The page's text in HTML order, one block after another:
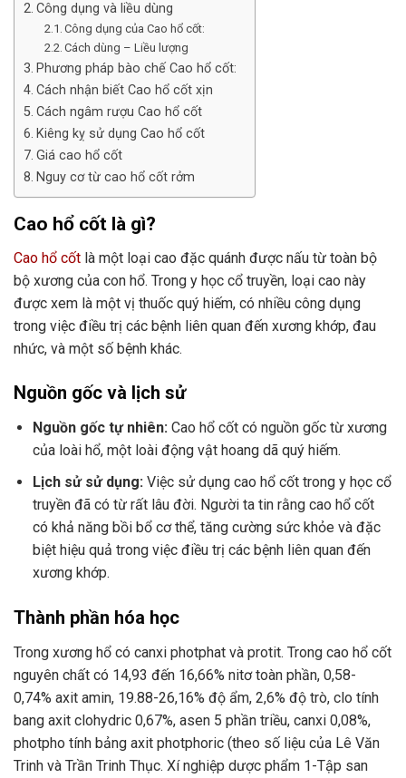
Công dụng và liều dùng
Công dụng của Cao hổ cốt:
Cách dùng – Liều lượng
Phương pháp bào chế Cao hổ cốt:
Cách nhận biết Cao hổ cốt xịn
Cách ngâm rượu Cao hổ cốt
Kiêng kỵ sử dụng Cao hổ cốt
Giá cao hổ cốt
Nguy cơ từ cao hổ cốt rởm
Cao hổ cốt là gì?
Cao hổ cốt là một loại cao đặc quánh được nấu từ toàn bộ
bộ xương của con hổ. Trong y học cổ truyền, loại cao này
được xem là một vị thuốc quý hiếm, có nhiều công dụng
trong việc điều trị các bệnh liên quan đến xương khớp, đau
nhức, và một số bệnh khác.
Nguồn gốc và lịch sử
Nguồn gốc tự nhiên:Cao hổ cốt có nguồn gốc từ xương
của loài hổ, một loài động vật hoang dã quý hiếm.
Lịch sử sử dụng:Việc sử dụng cao hổ cốt trong y học cổ
truyền đã có từ rất lâu đời. Người ta tin rằng cao hổ cốt
có khả năng bồi bổ cơ thể, tăng cường sức khỏe và đặc
biệt hiệu quả trong việc điều trị các bệnh liên quan đến
xương khớp.
Thành phần hóa học
Trong xương hổ có canxi photphat và protit. Trong cao hổ cốt
nguyên chất có 14,93 đến 16,66% nitơ toàn phần, 0,58-
0,74% axit amin, 19.88-26,16% độ ẩm, 2,6% độ trò, clo tính
bang axit clohydric 0,67%, asen 5 phần triều, canxi 0,08%,
photpho tính bảng axit photphoric (theo số liệu của Lê Văn
Trinh và Trần Trinh Thục. Xí nghiệp dược phẩm 1-Tập san